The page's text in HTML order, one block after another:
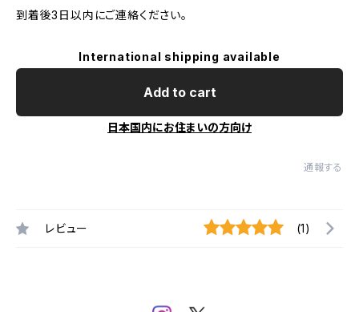
到着後3日以内にご連絡ください。
International shipping available
Add to cart
日本国内にお住まいの方向け
通報する
レビュー (1)